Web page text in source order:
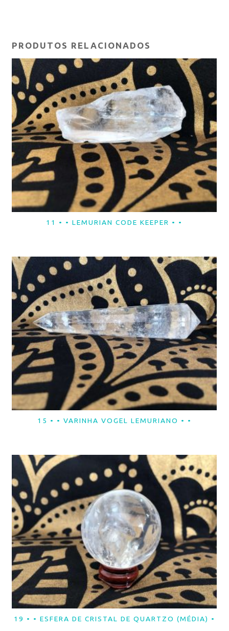
PRODUTOS RELACIONADOS
LER MAIS
11 • • LEMURIAN CODE KEEPER • •
LER MAIS
15 • • VARINHA VOGEL LEMURIANO • •
LER MAIS
19 • • ESFERA DE CRISTAL DE QUARTZO (MÉDIA) •